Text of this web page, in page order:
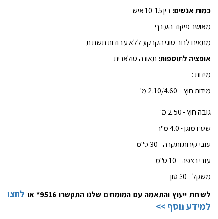
כמות אנשים:בין 10-15 איש
מאושר פיקוד העורף
מתאים לרוב סוגי הקרקע ללא עבודות תשתית
אופציה לתוספות: תאורה סולארית
מידות :
מידות חוץ - 2.10/4.60 מ'
גובה חוץ - 2.50 מ'
שטח מוגן - 4.0 מ"ר
עובי קירות ותקרה - 30 ס"מ
עובי רצפה - 10 ס"מ
משקל - 30 טון
לשיחת ייעוץ והתאמה עם המומחים שלנו התקשרו 9516* או
לחצו
למידע נוסף >>